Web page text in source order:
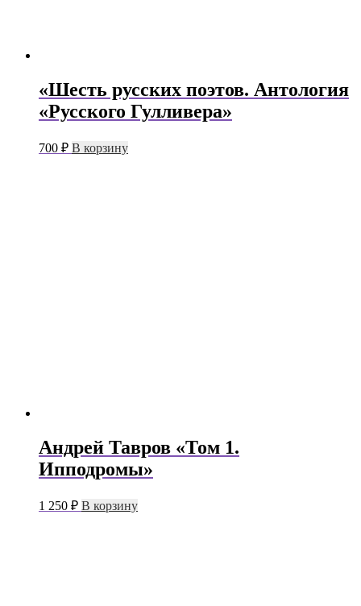
«Шесть русских поэтов. Антология
«Русского Гулливера»
700 ₽ В корзину
Андрей Тавров «Том 1.
Ипподромы»
1 250 ₽ В корзину